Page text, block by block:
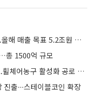
코웨이 해외사업 비중 40%로...올해 매출 목표 5.2조원 제시
총 1500억 규모
코웨이, 문체부장관 표창 수상...휠체어농구 활성화 공로 인정
출∙∙∙스테이블코인 확장